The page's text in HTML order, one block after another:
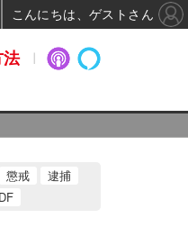
懲戒
逮捕
こんにちは、ゲストさん